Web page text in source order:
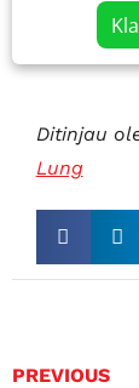
Ditinjau
Lung
PREVIOUS